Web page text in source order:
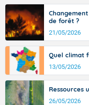
de forêt ?
21/05/2026
Quel climat
13/05/2026
Ressources
26/05/2026